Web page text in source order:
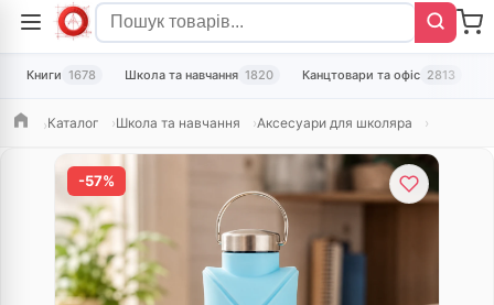
Книги 1678 Школа та навчання 1820 Канцтовари та офіс 2813
ГоловнаКаталог Школа та навчання Аксесуари для школяра
-57%